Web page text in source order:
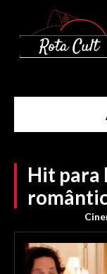
Hit para